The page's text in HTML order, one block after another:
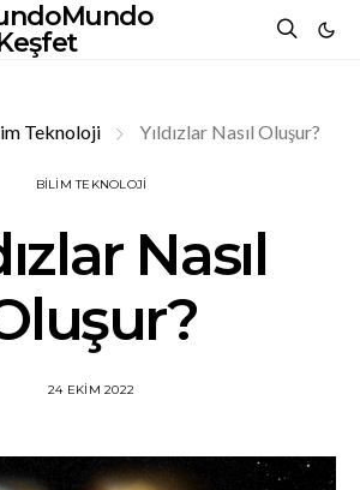
Teknoloji Yıldızlar Nasıl Oluşur?
BILIM TEKNOLOJI
Nasıl
24 EKIM 2022